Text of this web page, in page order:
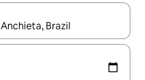
moći ćete ih pregledati